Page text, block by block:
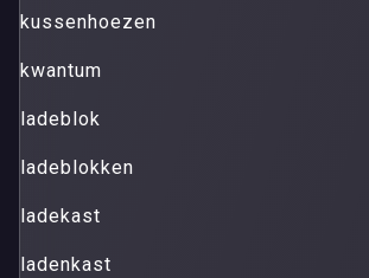
kussenhoezen
kwantum
ladeblok
ladeblokken
ladekast
ladenkast